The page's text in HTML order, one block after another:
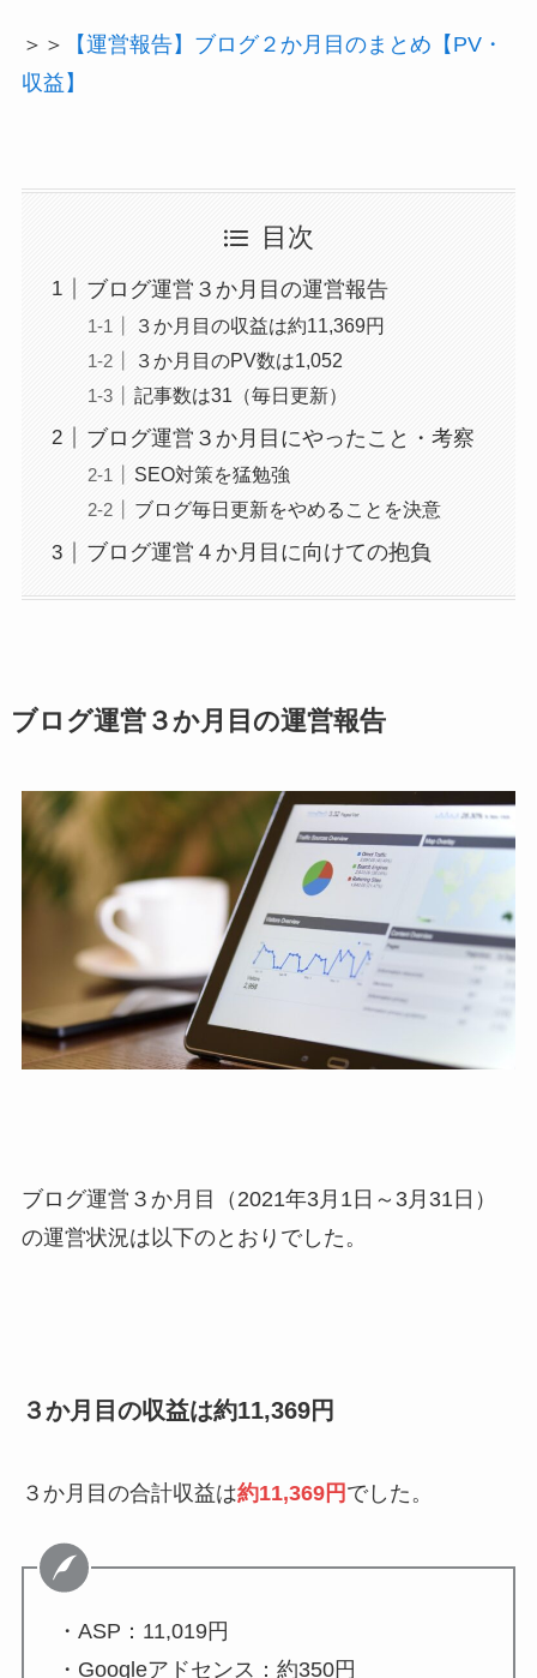
＞＞
【運営報告】ブログ２か月目のまとめ【PV・
収益】
目次
ブログ運営３か月目の運営報告
３か月目の収益は約11,369円
３か月目のPV数は1,052
記事数は31（毎日更新）
ブログ運営３か月目にやったこと・考察
SEO対策を猛勉強
ブログ毎日更新をやめることを決意
ブログ運営４か月目に向けての抱負
ブログ運営３か月目の運営報告
ブログ運営３か月目（2021年3月1日～3月31日）
の運営状況は以下のとおりでした。
３か月目の収益は約11,369円
３か月目の合計収益は約11,369円 でした。
・ASP：11,019円
・Googleアドセンス：約350円